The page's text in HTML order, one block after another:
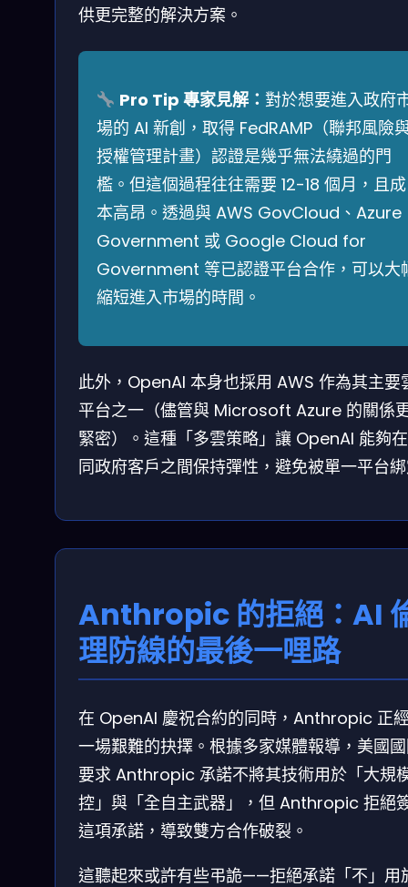
供更完整的解決方案。
Pro Tip 專家見解： 對於想要進入政府
場的 AI 新創，取得 FedRAMP（聯邦風險
授權管理計畫）認證是幾乎無法繞過的門
檻。但這個過程往往需要 12-18 個月，且成
本高昂。透過與 AWS GovCloud、Azure
Government 或 Google Cloud for
Government 等已認證平台合作，可以大
縮短進入市場的時間。
此外，OpenAI 本身也採用 AWS 作為其主要
平台之一（儘管與 Microsoft Azure 的關係
緊密）。這種「多雲策略」讓 OpenAI 能夠
同政府客戶之間保持彈性，避免被單一平台
Anthropic 的拒絕：AI
理防線的最後一哩路
在 OpenAI 慶祝合約的同時，Anthropic 正
一場艱難的抉擇。根據多家媒體報導，美國
要求 Anthropic 承諾不將其技術用於「大規
控」與「全自主武器」，但 Anthropic 拒絕
這項承諾，導致雙方合作破裂。
這聽起來或許有些弔詭——拒絕承諾「不」用